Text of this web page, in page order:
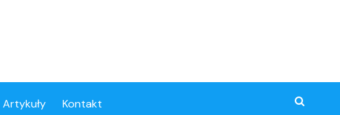
Artykuły Kontakt